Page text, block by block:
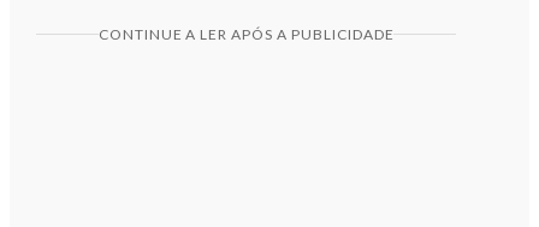
CONTINUE A LER APÓS A PUBLICIDADE